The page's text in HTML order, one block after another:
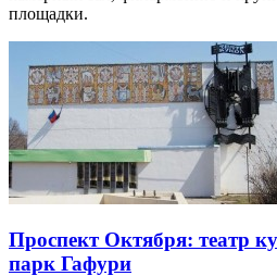
площадки.
Проспект Октября: театр
парк Гафури